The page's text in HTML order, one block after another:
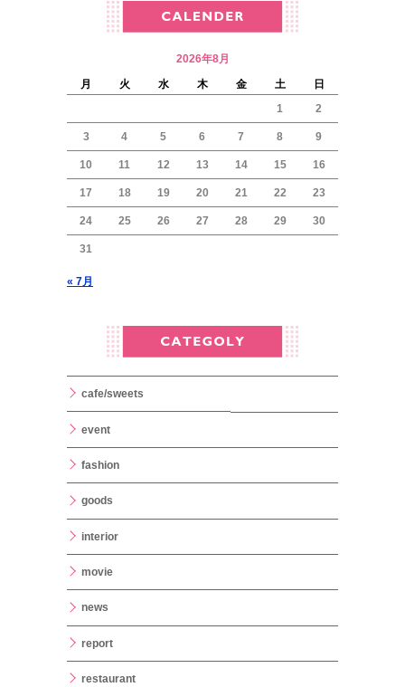
2026年8月
月
火 水 木 金 土
日
1
2
3 4 5 6 7 8 9
10 11 12 13 14 15 16
17 18 19 20 21 22 23
24 25 26 27 28 29 30
31
« 7月
cafe/sweets
event
fashion
goods
interior
movie
news
report
restaurant